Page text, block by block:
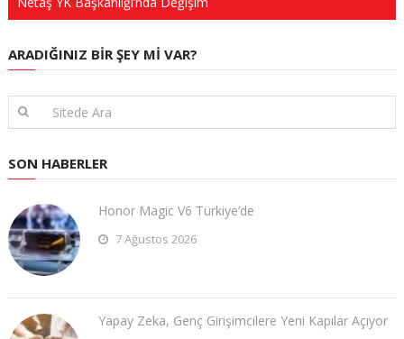
ARADIĞINIZ BIR ŞEY MI VAR?
SON HABERLER
Honor Magic V6 Türkiye’de
7 Ağustos 2026
Yapay Zeka, Genç Girişimcilere Yeni Kapılar Açıyor